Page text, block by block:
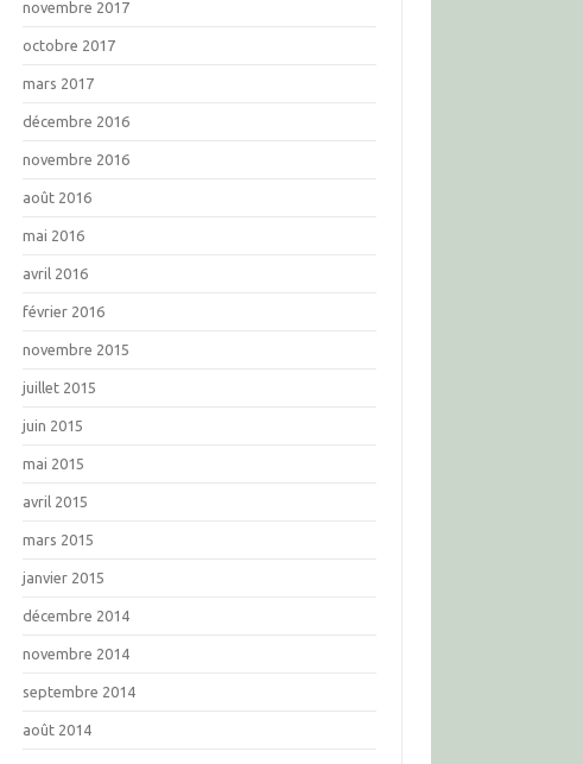
novembre 2017
octobre 2017
mars 2017
décembre 2016
novembre 2016
août 2016
mai 2016
avril 2016
février 2016
novembre 2015
juillet 2015
juin 2015
mai 2015
avril 2015
mars 2015
janvier 2015
décembre 2014
novembre 2014
septembre 2014
août 2014